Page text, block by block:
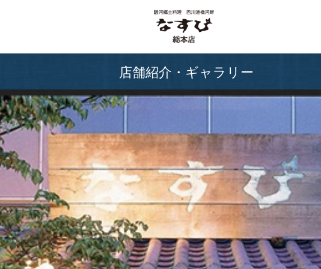
店舗紹介・ギャラリー